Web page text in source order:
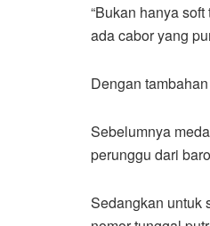
“Bukan hanya
ada cabor yang
Dengan
Sebelumnya
perunggu dari
Sedangkan untuk